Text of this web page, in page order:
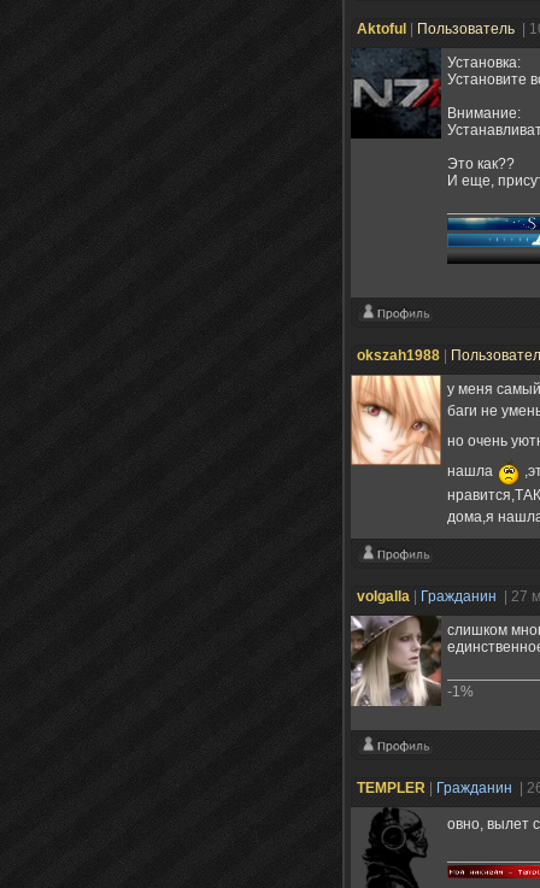
Aktoful Пользователь
|
Установка:
Установите
Внимание:
Это как??
И еще,
okszah1988
у меня
баги не
но очень
нашла
дома,я
volgalla Гражданин
| 27
слишком
-1%
TEMPLER Гражданин |
овно, вылет